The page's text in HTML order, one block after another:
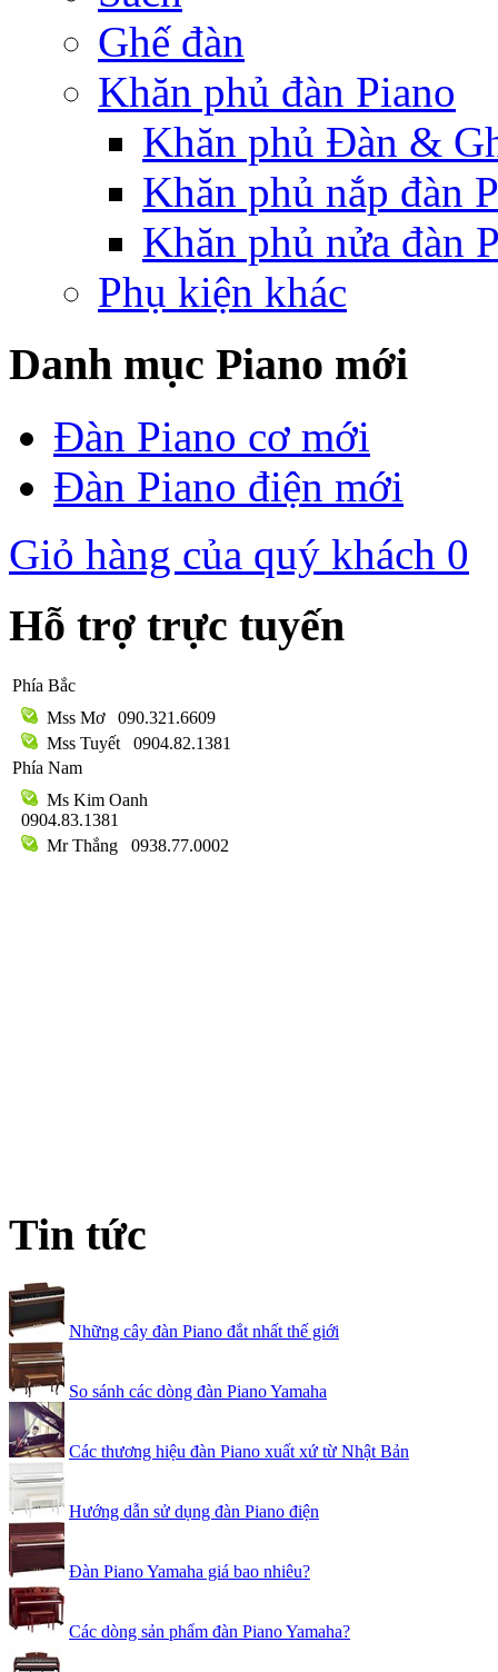
Ghế đàn
Khăn phủ đàn Piano
Khăn phủ Đàn &
Khăn phủ nắp đàn
Khăn phủ nửa đàn
Phụ kiện khác
Danh mục Piano mới
Đàn Piano cơ mới
Đàn Piano điện mới
Giỏ hàng của quý khách 0
Hỗ trợ trực tuyến
Phía Bắc
Mss Mơ
090.321.6609
Mss Tuyết
0904.82.1381
Phía Nam
Ms Kim Oanh
0904.83.1381
Mr Thắng
0938.77.0002
Tin tức
Những cây đàn Piano đắt nhất thế giới
So sánh các dòng đàn Piano Yamaha
Các thương hiệu đàn Piano xuất xứ từ Nhật Bản
Hướng dẫn sử dụng đàn Piano điện
Đàn Piano Yamaha giá bao nhiêu?
Các dòng sản phẩm đàn Piano Yamaha?